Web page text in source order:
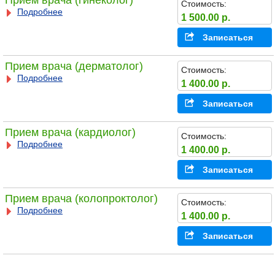
Подробнее
Стоимость:
1 500.00 р.
Записаться
Прием врача (дерматолог)
Подробнее
Стоимость:
1 400.00 р.
Записаться
Прием врача (кардиолог)
Подробнее
Стоимость:
1 400.00 р.
Записаться
Прием врача (колопроктолог)
Подробнее
Стоимость:
1 400.00 р.
Записаться